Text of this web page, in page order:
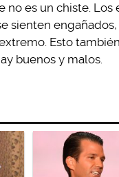
es un chiste.
sienten
Esto
buenos y malos.